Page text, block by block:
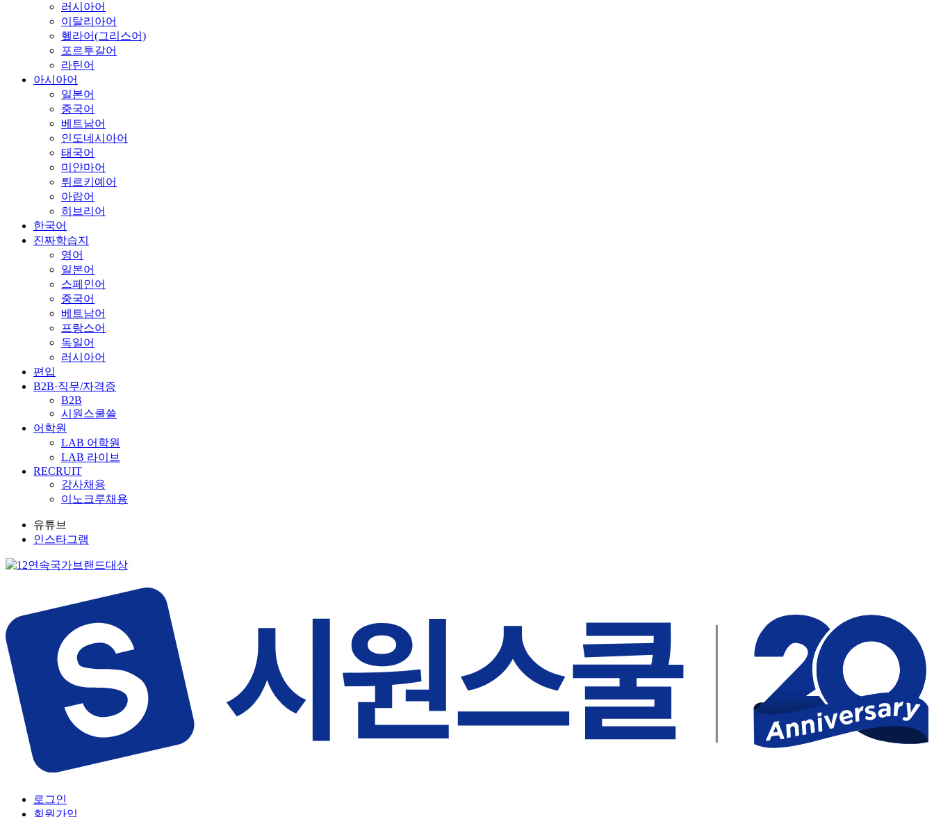
러시아어
이탈리아어
헬라어(그리스어)
포르투갈어
라틴어
아시아어
일본어
중국어
베트남어
인도네시아어
태국어
미얀마어
튀르키예어
아랍어
히브리어
한국어
진짜학습지
영어
일본어
스페인어
중국어
베트남어
프랑스어
독일어
러시아어
편입
B2B·직무/자격증
B2B
시원스쿨쓸
어학원
LAB 어학원
LAB 라이브
RECRUIT
강사채용
이노크루채용
유튜브
인스타그램
로그인
회원가입